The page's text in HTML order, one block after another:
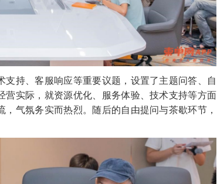
持、客服响应等重要议题，设置了主题问答、自
实际，就资源优化、服务体验、技术支持等方面
气氛务实而热烈。随后的自由提问与茶歇环节，